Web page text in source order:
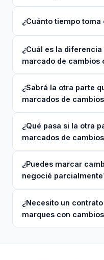
¿Cuánto tiempo
¿Cuál es la
marcado de cambios
¿Sabrá la otra parte
marcados de
¿Qué pasa si la otra
marcados de
¿Puedes marcar
negocié
¿Necesito un
marques con